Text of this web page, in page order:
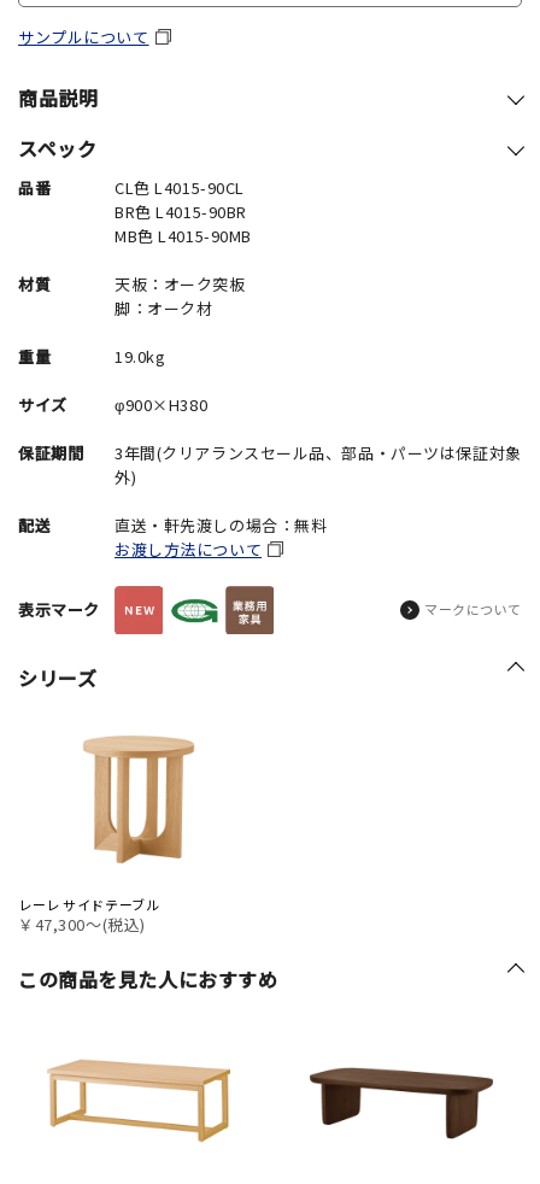
サンプルについて
商品説明
スペック
品番
CL色 L4015-90CL
BR色 L4015-90BR
MB色 L4015-90MB
材質
天板：オーク突板
脚：オーク材
重量 19.0kg
サイズ φ900×H380
保証期間
3年間(クリアランスセール品、部品・パーツは保証対象
外)
配送
直送・軒先渡しの場合：無料
お渡し方法について
表示マーク マークについて
シリーズ
レーレ サイドテーブル
￥47,300〜(税込)
この商品を見た人におすすめ